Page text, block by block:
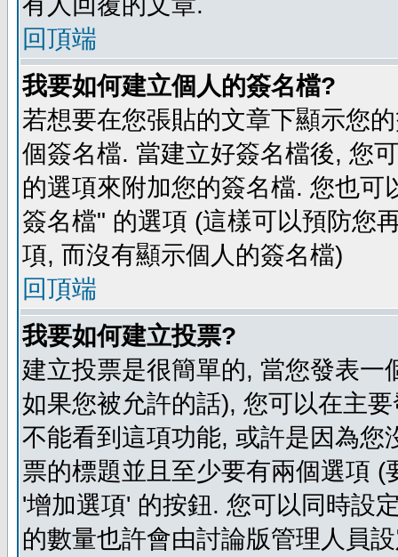
回頂端
我要如何建立個人的簽名檔?
若想要在您張貼的文章下顯示您
個簽名檔. 當建立好簽名檔後, 您
的選項來附加您的簽名檔. 您也
簽名檔" 的選項 (這樣可以預防您
項, 而沒有顯示個人的簽名檔)
回頂端
我要如何建立投票?
建立投票是很簡單的, 當您發表
如果您被允許的話), 您可以在主
不能看到這項功能, 或許是因為
票的標題並且至少要有兩個選項
'增加選項' 的按鈕. 您可以同時設
的數量也許會由討論版管理人員